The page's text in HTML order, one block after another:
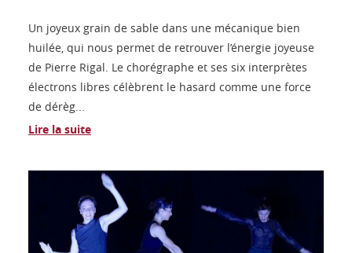
Un joyeux grain de sable dans une mécanique bien
huilée, qui nous permet de retrouver l’énergie joyeuse
de Pierre Rigal. Le chorégraphe et ses six interprètes
électrons libres célèbrent le hasard comme une force
de dérèg...
Lire la suite